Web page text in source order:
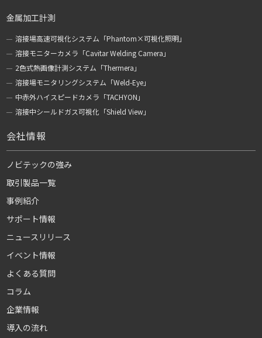
金属加工計測
溶接場高速可視化システム「Phantom×可視化照明」
溶接モニターカメラ「Cavitar Welding Camera」
2色式熱画像計測システム「Thermera」
溶接場モニタリングシステム「Weld-Eye」
中赤外ハイスピードカメラ「TACHYON」
溶接中シールドガス可視化「Shield View」
会社情報
ノビテックの強み
取引製品一覧
事例紹介
サポート情報
ニュースリリース
イベント情報
よくある質問
コラム
企業情報
導入の流れ